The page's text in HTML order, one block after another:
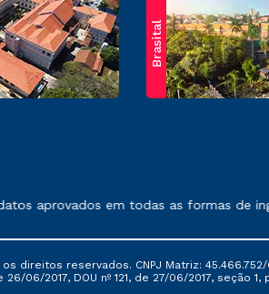
Brasital
de serviços.
aprovados em todas as formas de
direitos reservados. CNPJ Matriz: 45.466.752/
06/2017, DOU nº 121, de 27/06/2017, seção 1,